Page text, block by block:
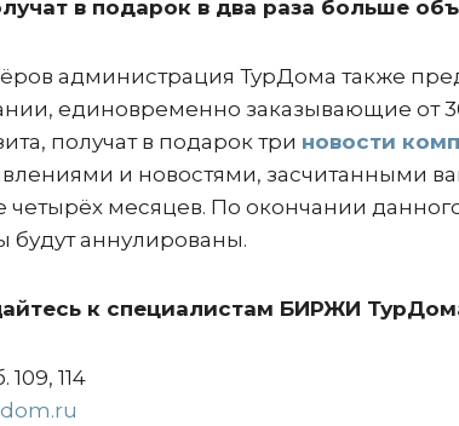
в подарок в два раза больше
администрация ТурДома также
единовременно заказывающие от
получат в подарок три новости
и новостями, засчитанными
четырёх месяцев. По окончании
будут аннулированы.
к специалистам БИРЖИ
114